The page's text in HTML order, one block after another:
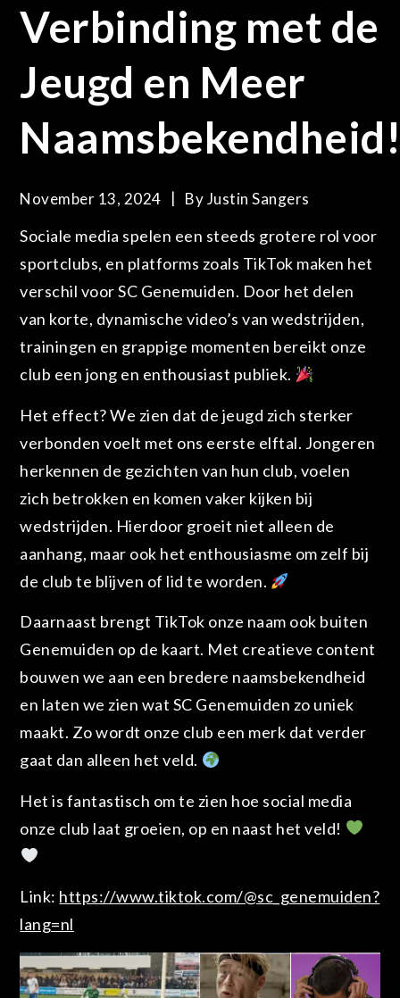
Verbinding met de
Jeugd en Meer
November 13, 2024 ByJustin Sangers
Sociale media spelen een steeds grotere rol voor
sportclubs, en platforms zoals TikTok maken het
verschil voor SC Genemuiden. Door het delen
van korte, dynamische video’s van wedstrijden,
trainingen en grappige momenten bereikt onze
club een jong en enthousiast publiek.
Het effect? We zien dat de jeugd zich sterker
verbonden voelt met ons eerste elftal. Jongeren
herkennen de gezichten van hun club, voelen
zich betrokken en komen vaker kijken bij
wedstrijden. Hierdoor groeit niet alleen de
aanhang, maar ook het enthousiasme om zelf bij
de club te blijven of lid te worden.
Daarnaast brengt TikTok onze naam ook buiten
Genemuiden op de kaart. Met creatieve content
bouwen we aan een bredere naamsbekendheid
en laten we zien wat SC Genemuiden zo uniek
maakt. Zo wordt onze club een merk dat verder
gaat dan alleen het veld.
Het is fantastisch om te zien hoe social media
onze club laat groeien, op en naast het veld!
Link: https://www.tiktok.com/@sc_genemuiden?
lang=nl